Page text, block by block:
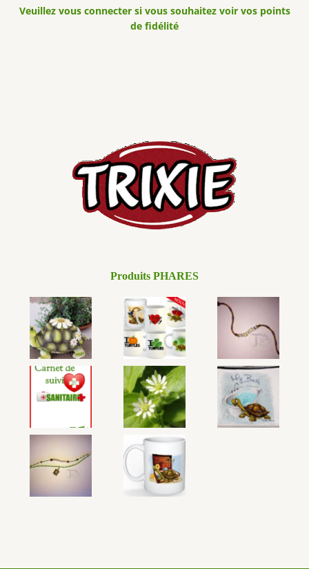
Veuillez vous connecter si vous souhaitez voir vos points
de fidélité
Produits PHARES